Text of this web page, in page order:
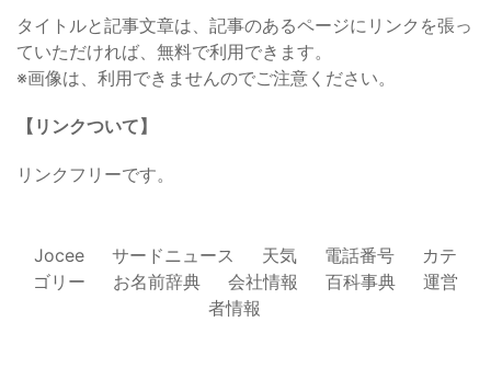
タイトルと記事文章は、記事のあるページにリンクを張っ
ていただければ、無料で利用できます。
※画像は、利用できませんのでご注意ください。
【リンクついて】
リンクフリーです。
Jocee サードニュース 天気 電話番号
カテ
ゴリー
お名前辞典 会社情報 百科事典
運営
者情報